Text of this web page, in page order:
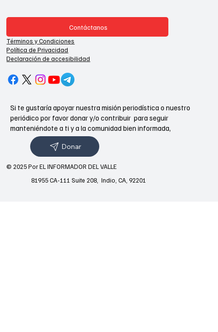
Contáctanos
Términos y Condiciones
Política de Privacidad
Declaración de accesibilidad
Si te gustaría apoyar nuestra misión periodística o nuestro
periódico por favor donar y/o contribuir para seguir
manteniéndote a ti y a la comunidad bien informada,
Donar
81955 CA-111 Suite 208, Indio, CA, 92201
© 2025 Por EL INFORMADOR DEL VALLE